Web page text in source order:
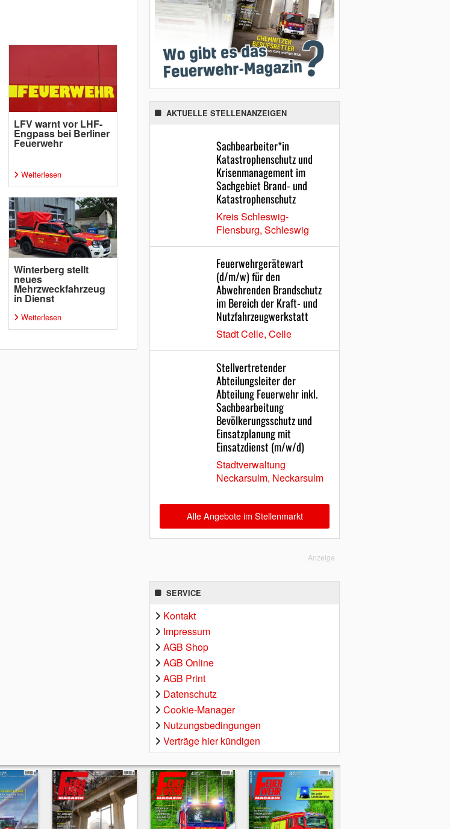
LFV warnt vor LHF-
Engpass bei Berliner
Feuerwehr
Weiterlesen
Winterberg stellt
neues
Mehrzweckfahrzeug
in Dienst
Weiterlesen
AKTUELLE STELLENANZEIGEN
Sachbearbeiter*in
Katastrophenschutz und
Krisenmanagement im
Sachgebiet Brand- und
Katastrophenschutz
Kreis Schleswig-
Flensburg, Schleswig
Feuerwehrgerätewart
(d/m/w) für den
Abwehrenden Brandschutz
im Bereich der Kraft- und
Nutzfahrzeugwerkstatt
Stadt Celle, Celle
Stellvertretender
Abteilungsleiter der
Abteilung Feuerwehr inkl.
Sachbearbeitung
Bevölkerungsschutz und
Einsatzplanung mit
Einsatzdienst (m/w/d)
Stadtverwaltung
Neckarsulm, Neckarsulm
Alle Angebote im Stellenmarkt
Anzeige
SERVICE
Kontakt
Impressum
AGB Shop
AGB Online
AGB Print
Datenschutz
Cookie-Manager
Nutzungsbedingungen
Verträge hier kündigen